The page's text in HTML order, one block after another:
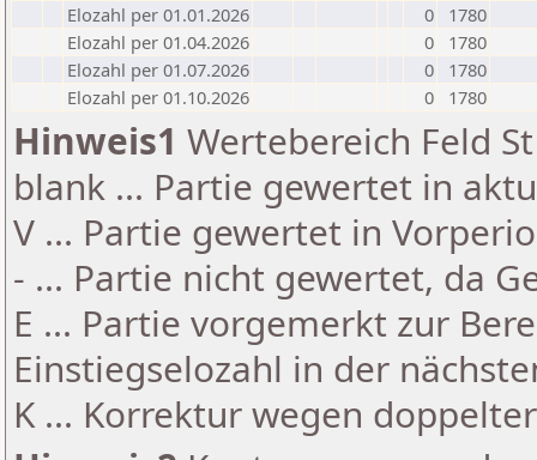
Elozahl per 01.01.2026
0
1780
Elozahl per 01.04.2026
0
1780
Elozahl per 01.07.2026
0
1780
Elozahl per 01.10.2026
0 1780
Hinweis1 Wertebereich Feld
blank ... Partie gewertet in
V ... Partie gewertet in
- ... Partie nicht gewertet, da
E ... Partie vorgemerkt zur
Einstiegselozahl in der
K ... Korrektur wegen